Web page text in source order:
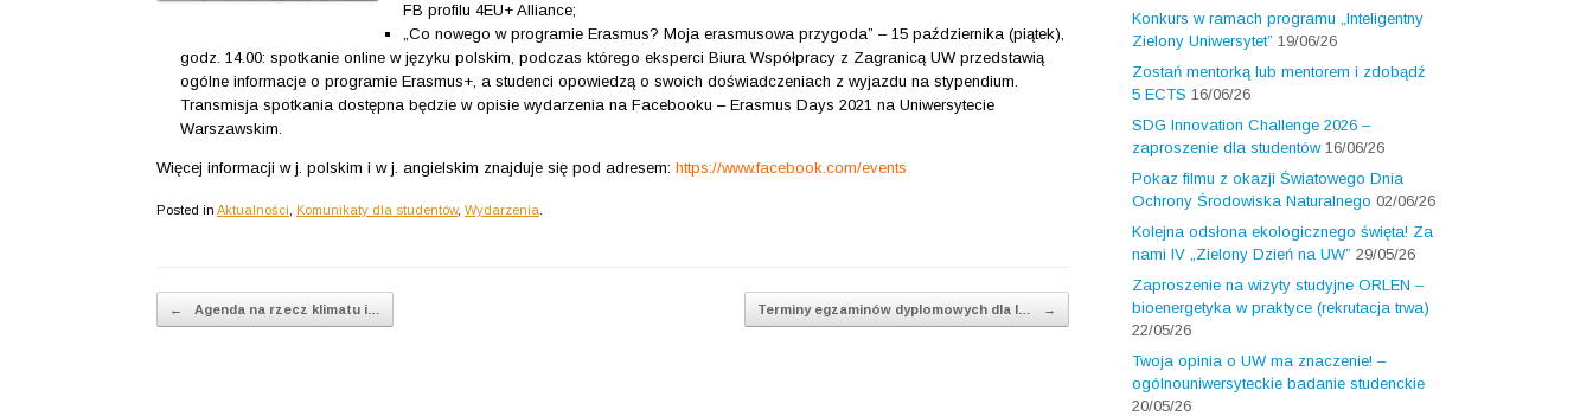
FB profilu 4EU+ Alliance;
„Co nowego w programie Erasmus? Moja erasmusowa przygoda” – 15 października (piątek),
godz. 14.00: spotkanie online w języku polskim, podczas którego eksperci Biura Współpracy z Zagranicą UW przedstawią
ogólne informacje o programie Erasmus+, a studenci opowiedzą o swoich doświadczeniach z wyjazdu na stypendium.
Transmisja spotkania dostępna będzie w opisie wydarzenia na Facebooku – Erasmus Days 2021 na Uniwersytecie
Warszawskim.
Więcej informacji w j. polskim i w j. angielskim znajduje się pod adresem: https://www.facebook.com/events
Posted in Aktualności Komunikaty dla studentów, Wydarzenia
Post navigation
← Agenda na rzecz klimatu i… Terminy egzaminów dyplomowych dla I… →
Konkurs w ramach programu „Inteligentny
Zielony Uniwersytet” 19/06/26
Zostań mentorką lub mentorem i zdobądź
5 ECTS 16/06/26
SDG Innovation Challenge 2026 –
zaproszenie dla studentów 16/06/26
Pokaz filmu z okazji Światowego Dnia
Ochrony Środowiska Naturalnego 02/06/26
Kolejna odsłona ekologicznego święta! Za
nami IV „Zielony Dzień na UW” 29/05/26
Zaproszenie na wizyty studyjne ORLEN –
bioenergetyka w praktyce (rekrutacja trwa)
22/05/26
Twoja opinia o UW ma znaczenie! –
ogólnouniwersyteckie badanie studenckie
20/05/26